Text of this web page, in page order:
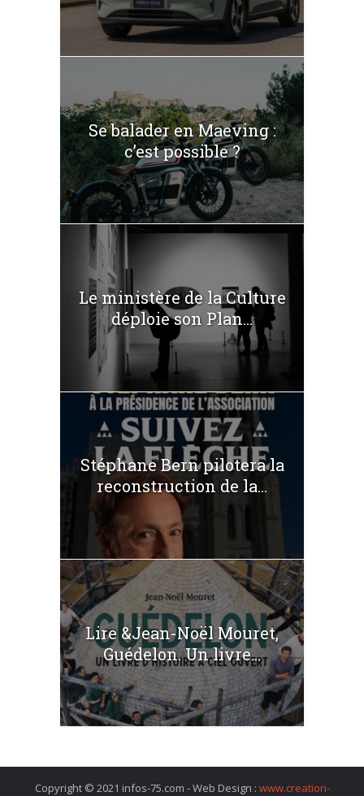
Se balader en Maeving :
c’est possible ?
Le ministère de la Culture
déploie son Plan...
Stéphane Bern pilotera la
reconstruction de la...
Lire &Jean-Noël Mouret,
Guédelon. Un livre...
Copyright © 2021 infos-75.com - Web Design : www.creation-